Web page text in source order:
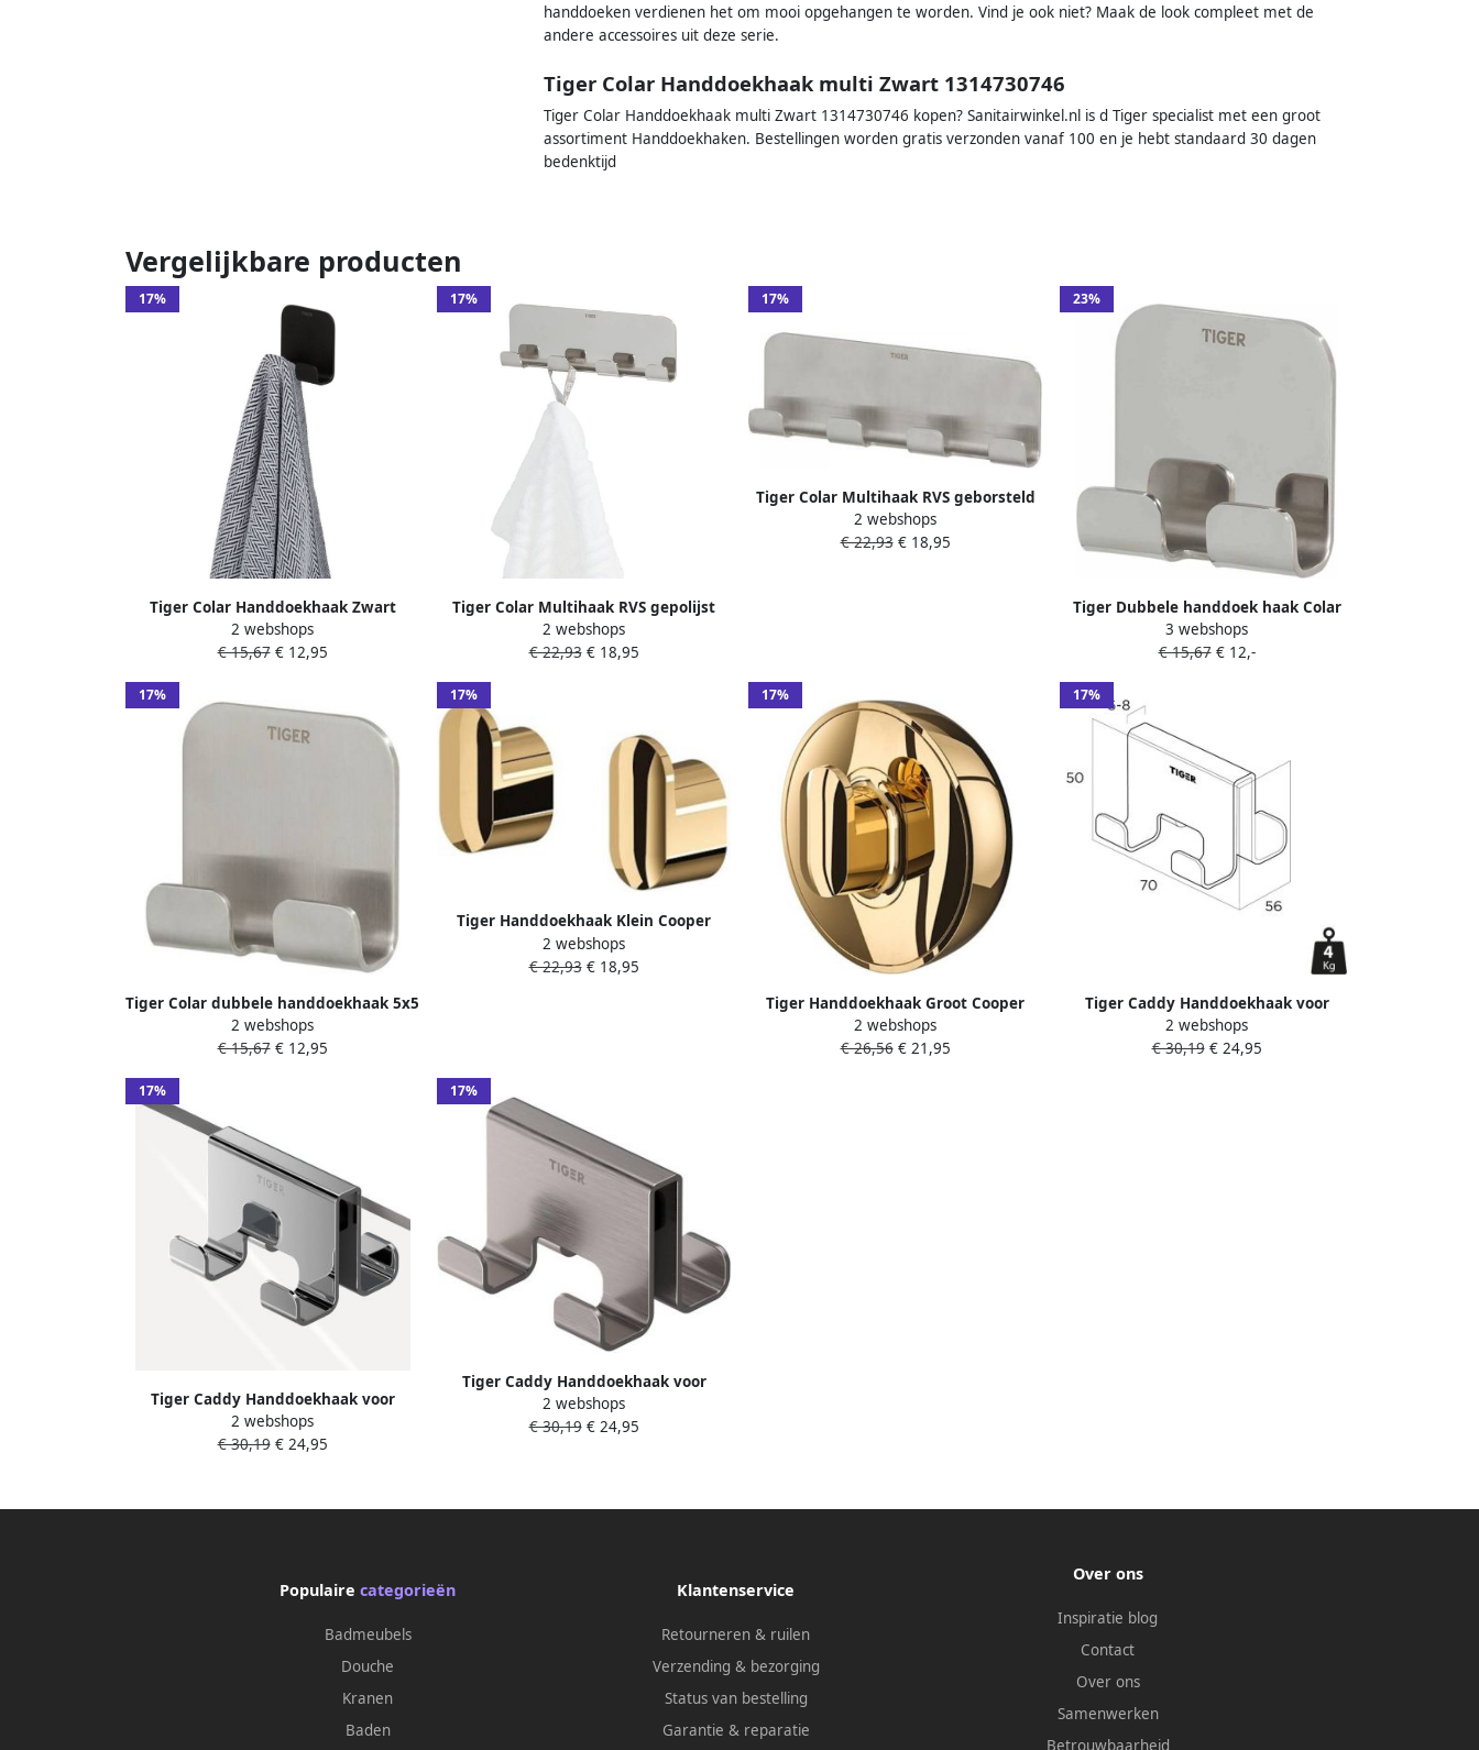
handdoeken verdienen het om mooi opgehangen te worden. Vind je ook niet? Maak de look compleet met de
andere accessoires uit deze serie.
Tiger Colar Handdoekhaak multi Zwart 1314730746
Tiger Colar Handdoekhaak multi Zwart 1314730746 kopen? Sanitairwinkel.nl is d Tiger specialist met een groot
assortiment Handdoekhaken. Bestellingen worden gratis verzonden vanaf 100 en je hebt standaard 30 dagen
bedenktijd
Vergelijkbare producten
17%
Tiger Colar Handdoekhaak Zwart
1314630746
2 webshops
€ 15,67€ 12,95
17%
Tiger Colar Multihaak RVS gepolijst
15.5x4.9x2cm 1314730346
2 webshops
€ 22,93€ 18,95
17%
Tiger Colar Multihaak RVS geborsteld
15.5x4.9x2cm 1314730946
2 webshops
€ 22,93€ 18,95
23%
Tiger Dubbele handdoek haak Colar
chroom 1314630346
3 webshops
€ 15,67€ 12,-
17%
Tiger Colar dubbele handdoekhaak 5x5
cm geborsteld RVS
2 webshops
€ 15,67€ 12,95
17%
Tiger Handdoekhaak Klein Cooper
Goud (2 Stuks)
2 webshops
€ 22,93€ 18,95
17%
Tiger Handdoekhaak Groot Cooper
Goud
2 webshops
€ 26,56€ 21,95
17%
Tiger Caddy Handdoekhaak voor
douchecabine 68 mm dubbel Zwart
800294
2 webshops
€ 30,19€ 24,95
17%
Tiger Caddy Handdoekhaak voor
douchecabine 68 mm dubbel Chroom
800293
2 webshops
€ 30,19€ 24,95
17%
Tiger Caddy Handdoekhaak voor
glaswand 6-8mm dubbel RVS
geborsteld 800295
2 webshops
€ 30,19€ 24,95
Populaire categorieën
Badmeubels
Douche
Kranen
Baden
Klantenservice
Retourneren & ruilen
Verzending & bezorging
Status van bestelling
Garantie & reparatie
Over ons
Inspiratie blog
Contact
Over ons
Samenwerken
Betrouwbaarheid